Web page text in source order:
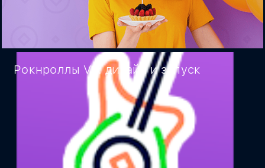
Рокнроллы V3: дизайн и запуск